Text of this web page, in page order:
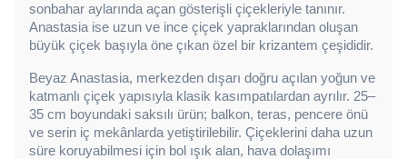
sonbahar aylarında açan gösterişli çiçekleriyle tanınır.
Anastasia ise uzun ve ince çiçek yapraklarından oluşan
büyük çiçek başıyla öne çıkan özel bir krizantem çeşididir.
Beyaz Anastasia, merkezden dışarı doğru açılan yoğun ve
katmanlı çiçek yapısıyla klasik kasımpatılardan ayrılır. 25–
35 cm boyundaki saksılı ürün; balkon, teras, pencere önü
ve serin iç mekânlarda yetiştirilebilir. Çiçeklerini daha uzun
süre koruyabilmesi için bol ışık alan, hava dolaşımı